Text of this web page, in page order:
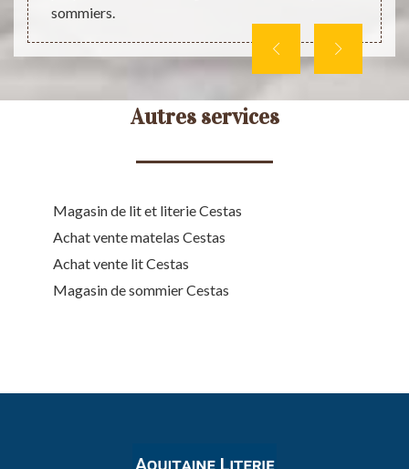
sommiers.
Autres services
Magasin de lit et literie Cestas
Achat vente matelas Cestas
Achat vente lit Cestas
Magasin de sommier Cestas